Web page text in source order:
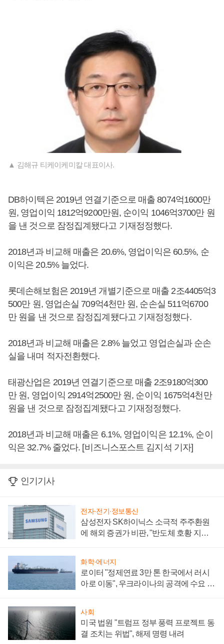
▲ 김해규 티케이케미칼 대표이사.
DB하이텍은 2019년 연결기준으로 매출 8074억1600만
원, 영업이익 1812억9200만원, 순이익 1046억3700만 원
을 낸 것으로 잠정집계됐다고 기재정정했다.
2018년과 비교해 매출은 20.6%, 영업이익은 60.5%, 순
이익은 20.5% 늘었다.
롯데손해보험은 2019년 개별기준으로 매출 2조4405억3
500만 원, 영업손실 709억4천만 원, 순손실 511억6700
만 원을 낸 것으로 잠정집계됐다고 기재정정했다.
2018년과 비교해 매출은 2.8% 늘었고 영업손실과 순손
실을 내며 적자전환했다.
태광산업은 2019년 연결기준으로 매출 2조9180억300
만 원, 영업이익 2914억2500만 원, 순이익 1675억4천만
원을 낸 것으로 잠정집계됐다고 기재정정했다.
2018년과 비교해 매출은 6.1%, 영업이익은 12.1%, 순이
익은 32.7% 줄었다. [비즈니스포스트 김지석 기자]
인기기사
전자·전기·정보통신
삼성전자 SK하이닉스 소극적 주주환원
에 해외 증권가 비판, "반도체 호황 지속
화학·에너지
로이터 "정제연료 3만 톤 한국에서 러시
아로 이동", 우크라이나의 공격에 수요 늘
사회
미국 법원 "트럼프 정부 풍력 프로젝트 동
결 조치는 위법", 해제 명령 내려